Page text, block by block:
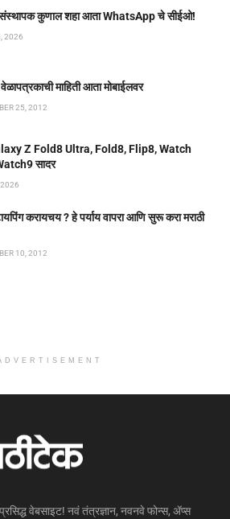
कुणाल शहा आता WhatsApp चे सीईओ!
2026
माहिती आता मोबाईलवर
25, 2012
Z Fold8 Ultra, Fold8, Flip8, Watch
सादर
2026
करायचय ? हे पर्याय वापरा आणि सुरू करा मराठी
10, 2012
प्रसिद्ध वेबसाइट! नवं तंत्रज्ञान, नवनवे फोन्स, ॲप्स